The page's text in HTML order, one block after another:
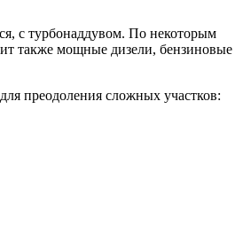
с турбонаддувом. По некоторым
также мощные дизели, бензиновые
преодоления сложных участков: